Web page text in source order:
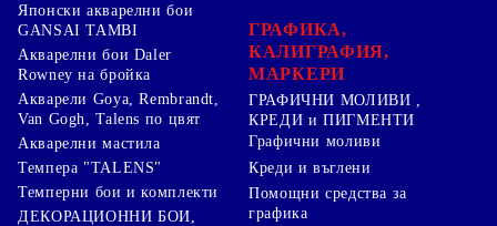
Японски акварелни бои
GANSAI TAMBI
Акварелни бои Daler
Rowney на бройка
Акварели Goya, Rembrandt,
Van Gogh, Talens по цвят
Акварелни мастила
Темпера "TALENS"
Темперни бои и комплекти
ДЕКОРАЦИОННИ БОИ,
ГРАФИКА,
КАЛИГРАФИЯ,
МАРКЕРИ
ГРАФИЧНИ МОЛИВИ ,
КРЕДИ и ПИГМЕНТИ
Графични моливи
Креди и въглени
Помощни средства за
графика